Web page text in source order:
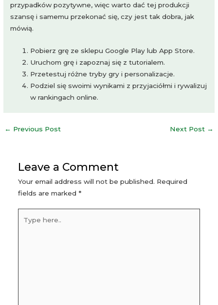
przypadków pozytywne, więc warto dać tej produkcji
szansę i samemu przekonać się, czy jest tak dobra, jak
mówią.
Pobierz grę ze sklepu Google Play lub App Store.
Uruchom grę i zapoznaj się z tutorialem.
Przetestuj różne tryby gry i personalizacje.
Podziel się swoimi wynikami z przyjaciółmi i rywalizuj
w rankingach online.
Post
← Previous Post Next Post →
Leave a Comment
Your email address will not be published. Required
fields are marked *
here..